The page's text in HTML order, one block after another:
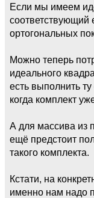
Если мы имеем
соответствующий
ортогональных
Можно теперь
идеального
есть выполнить
когда комплект
А для массива из
ещё предстоит
такого комплекта.
Кстати, на
именно нам надо